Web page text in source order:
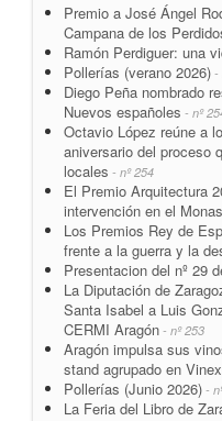
Premio a José Ángel
Campana de los
Ramón Perdiguer: una
Pollerías (verano 2026) -
Diego Peña nombrado
Nuevos españoles - nº
Octavio López reúne a
aniversario del proceso
locales - nº 254
El Premio Arquitectura
intervención en el
Los Premios Rey de
frente a la guerra y la
Presentacion del nº 29
La Diputación de
Santa Isabel a Luis
CERMI Aragón - nº 253
Aragón impulsa sus
stand agrupado en
Pollerías (Junio 2026) -
La Feria del Libro de